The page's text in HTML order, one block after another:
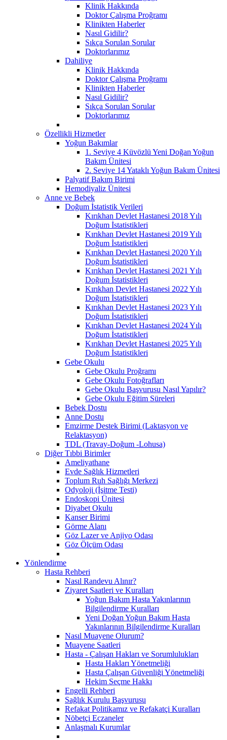
Klinik Hakkında
Doktor Çalışma Proğramı
Klinikten Haberler
Nasıl Gidilir?
Sıkça Sorulan Sorular
Doktorlarımız
Dahiliye
Klinik Hakkında
Doktor Çalışma Proğramı
Klinikten Haberler
Nasıl Gidilir?
Sıkça Sorulan Sorular
Doktorlarımız
Özellikli Hizmetler
Yoğun Bakımlar
1. Seviye 4 Küvözlü Yeni Doğan Yoğun
Bakım Ünitesi
2. Seviye 14 Yataklı Yoğun Bakım Ünitesi
Palyatif Bakım Birimi
Hemodiyaliz Ünitesi
Anne ve Bebek
Doğum İstatistik Verileri
Kırıkhan Devlet Hastanesi 2018 Yılı
Doğum İstatistikleri
Kırıkhan Devlet Hastanesi 2019 Yılı
Doğum İstatistikleri
Kırıkhan Devlet Hastanesi 2020 Yılı
Doğum İstatistikleri
Kırıkhan Devlet Hastanesi 2021 Yılı
Doğum İstatistikleri
Kırıkhan Devlet Hastanesi 2022 Yılı
Doğum İstatistikleri
Kırıkhan Devlet Hastanesi 2023 Yılı
Doğum İstatistikleri
Kırıkhan Devlet Hastanesi 2024 Yılı
Doğum İstatistikleri
Kırıkhan Devlet Hastanesi 2025 Yılı
Doğum İstatistikleri
Gebe Okulu
Gebe Okulu Proğramı
Gebe Okulu Fotoğrafları
Gebe Okulu Başvurusu Nasıl Yapılır?
Gebe Okulu Eğitim Süreleri
Bebek Dostu
Anne Dostu
Emzirme Destek Birimi (Laktasyon ve
Relaktasyon)
TDL (Travay-Doğum -Lohusa)
Diğer Tıbbi Birimler
Ameliyathane
Evde Sağlık Hizmetleri
Toplum Ruh Sağlığı Merkezi
Odyoloji (İşitme Testi)
Endoskopi Ünitesi
Diyabet Okulu
Kanser Birimi
Görme Alanı
Göz Lazer ve Anjiyo Odası
Göz Ölçüm Odası
Yönlendirme
Hasta Rehberi
Nasıl Randevu Alınır?
Ziyaret Saatleri ve Kuralları
Yoğun Bakım Hasta Yakınlarının
Bilgilendirme Kuralları
Yeni Doğan Yoğun Bakım Hasta
Yakınlarının Bilgilendirme Kuralları
Nasıl Muayene Olurum?
Muayene Saatleri
Hasta - Çalışan Hakları ve Sorumlulukları
Hasta Hakları Yönetmeliği
Hasta Çalışan Güvenliği Yönetmeliği
Hekim Seçme Hakkı
Engelli Rehberi
Sağlık Kurulu Başvurusu
Refakat Politikamız ve Refakatçi Kuralları
Nöbetçi Eczaneler
Anlaşmalı Kurumlar